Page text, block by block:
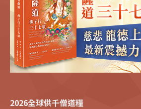
2026全球供千僧道糧